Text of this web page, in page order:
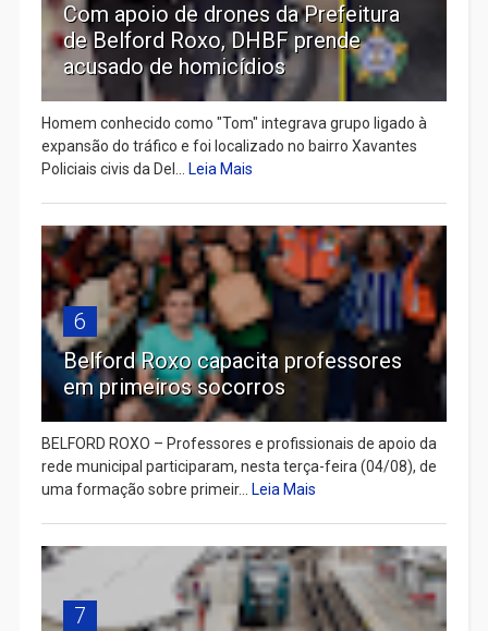
Com apoio de drones da Prefeitura
de Belford Roxo, DHBF prende
acusado de homicídios
Homem conhecido como "Tom" integrava grupo ligado à
expansão do tráfico e foi localizado no bairro Xavantes
Policiais civis da Del... Leia Mais
6
Belford Roxo capacita professores
em primeiros socorros
BELFORD ROXO – Professores e profissionais de apoio da
rede municipal participaram, nesta terça-feira (04/08), de
uma formação sobre primeir... Leia Mais
7